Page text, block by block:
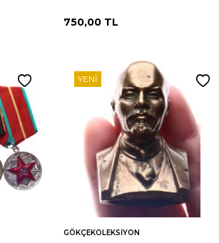
750,00 TL
YENI
Sepete
Ekle
GÖKÇEKOLEKSIYON